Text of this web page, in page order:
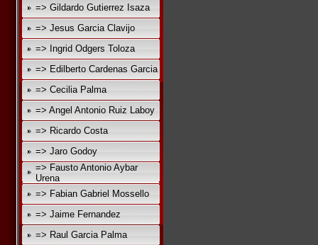
=> Gildardo Gutierrez Isaza
=> Jesus Garcia Clavijo
=> Ingrid Odgers Toloza
=> Edilberto Cardenas Garcia
=> Cecilia Palma
=> Angel Antonio Ruiz Laboy
=> Ricardo Costa
=> Jaro Godoy
=> Fausto Antonio Aybar
Urena
=> Fabian Gabriel Mossello
=> Jaime Fernandez
=> Raul Garcia Palma